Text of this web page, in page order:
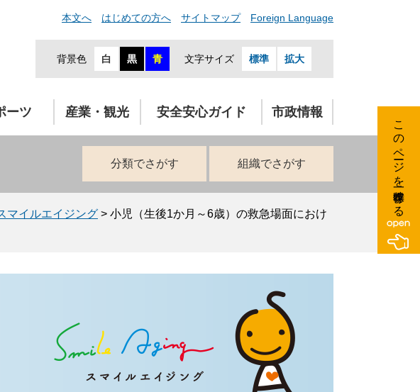
本文へ はじめての方へ サイトマップ Foreign Language
背景色 白 黒 青 文字サイズ 標準 拡大
ーツ 産業・観光 安全安心ガイド 市政情報
分類でさがす 組織でさがす
マイルエイジング > 小児（生後1か月～6歳）の救急場面におけ
このページを一時保存する